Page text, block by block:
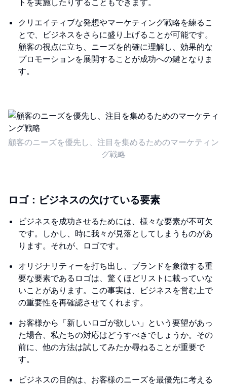
トを実施したりすることもできます。
クリエイティブな発想やマーケティング戦略を練るこ
とで、ビジネスをさらに盛り上げることが可能です。
顧客の視点に立ち、ニーズを的確に理解し、効果的な
プロモーションを展開することが成功への鍵となりま
す。
顧客のニーズを優先し、注目を集めるためのマーケティン
グ戦略
ロゴ：ビジネスの欠けている要素
ビジネスを成功させるためには、様々な要素が不可欠
です。しかし、時に我々が見落としてしまうものがあ
ります。それが、ロゴです。
オリジナリティーを打ち出し、ブランドを象徴する重
要な要素であるロゴは、驚くほどリストに載っていな
いことがあります。この事実は、ビジネスを営む上で
の重要性を再確認させてくれます。
お客様から「新しいロゴが欲しい」という要望があっ
た場合、私たちの対応はどうすべきでしょうか。その
前に、他の方法は試してみたか尋ねることが重要で
す。
ビジネスの目的は、お客様のニーズを最優先に考える